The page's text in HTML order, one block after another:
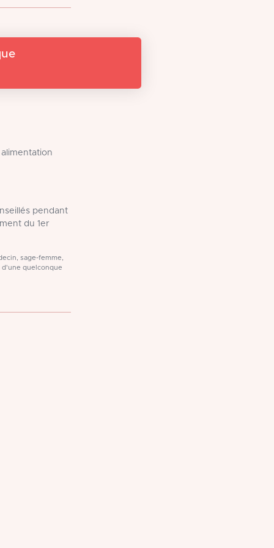
pendant
du 1er
sage-femme,
d'une quelconque